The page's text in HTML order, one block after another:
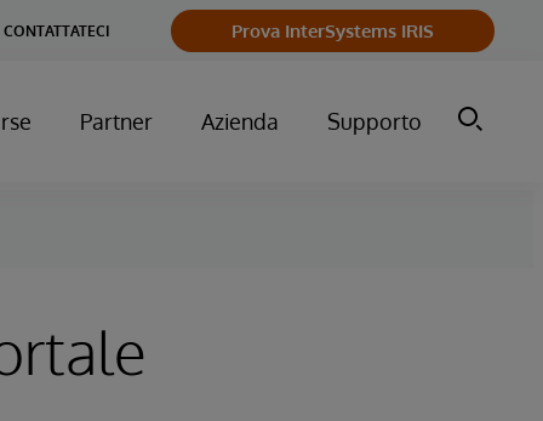
CONTATTATECI Prova InterSystems IRIS
Partner Azienda Supporto